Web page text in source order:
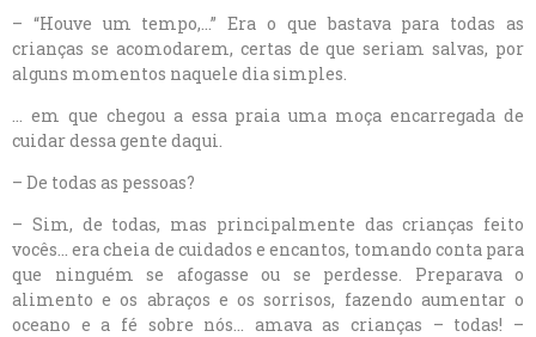
– “Houve um tempo,…” Era o que bastava para todas as
crianças se acomodarem, certas de que seriam salvas, por
alguns momentos naquele dia simples.
… em que chegou a essa praia uma moça encarregada de
cuidar dessa gente daqui.
– De todas as pessoas?
– Sim, de todas, mas principalmente das crianças feito
vocês… era cheia de cuidados e encantos, tomando conta para
que ninguém se afogasse ou se perdesse. Preparava o
alimento e os abraços e os sorrisos, fazendo aumentar o
oceano e a fé sobre nós… amava as crianças – todas! –